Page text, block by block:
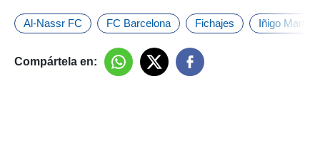
Al-Nassr FC FC Barcelona Fichajes Iñigo
Compártela en: